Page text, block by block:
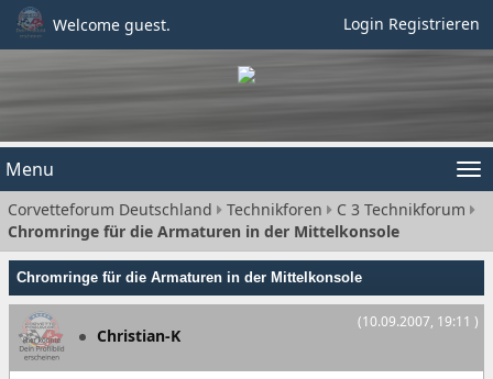
Welcome guest. Login Registrieren
Menu
Corvetteforum Deutschland Technikforen
C 3 Technikforum
Chromringe für die Armaturen in der Mittelkonsole
Chromringe für die Armaturen in der Mittelkonsole
(10.09.2007, 19:11 )
Christian-K